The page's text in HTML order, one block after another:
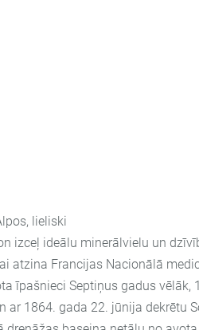
lieliski
izceļ ideālu minerālvielu un
atzina Francijas Nacionālā
īpašnieci Septiņus gadus vēlāk,
1864. gada 22. jūnija dekrētu